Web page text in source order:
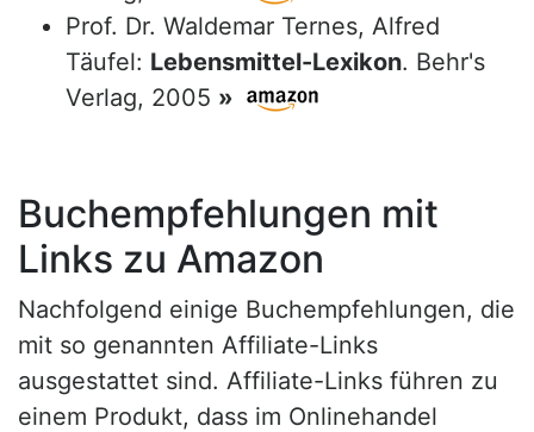
Prof. Dr. Waldemar Ternes, Alfred
Täufel: Lebensmittel-Lexikon. Behr's
Verlag, 2005 »
Buchempfehlungen mit
Links zu Amazon
Nachfolgend einige Buchempfehlungen, die
mit so genannten Affiliate-Links
ausgestattet sind. Affiliate-Links führen zu
einem Produkt, dass im Onlinehandel